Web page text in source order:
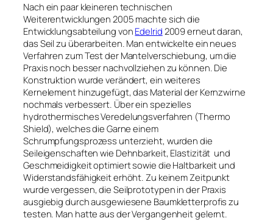
Nach ein paar kleineren technischen
Weiterentwicklungen 2005 machte sich die
Entwicklungsabteilung von Edelrid 2009 erneut daran,
das Seil zu überarbeiten. Man entwickelte ein neues
Verfahren zum Test der Mantelverschiebung, um die
Praxis noch besser nachvollziehen zu können. Die
Konstruktion wurde verändert, ein weiteres
Kernelement hinzugefügt, das Material der Kernzwirne
nochmals verbessert. Über ein spezielles
hydrothermisches Veredelungsverfahren (Thermo
Shield), welches die Garne einem
Schrumpfungsprozess unterzieht, wurden die
Seileigenschaften wie Dehnbarkeit, Elastizität und
Geschmeidigkeit optimiert sowie die Haltbarkeit und
Widerstandsfähigkeit erhöht. Zu keinem Zeitpunkt
wurde vergessen, die Seilprototypen in der Praxis
ausgiebig durch ausgewiesene Baumkletterprofis zu
testen. Man hatte aus der Vergangenheit gelernt.